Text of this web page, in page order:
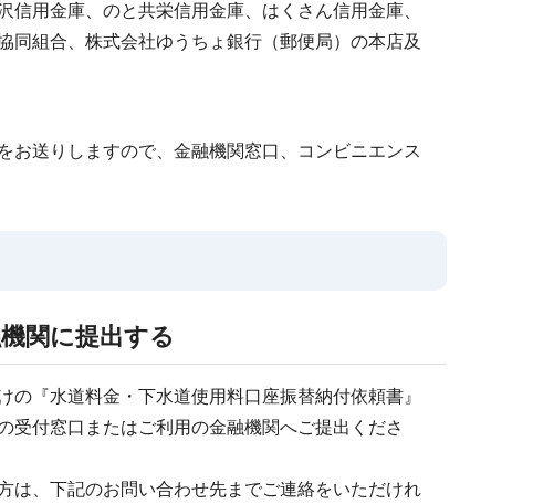
用金庫、のと共栄信用金庫、はくさん信用金庫、
組合、株式会社ゆうちょ銀行（郵便局）の本店及
お送りしますので、金融機関窓口、コンビニエンス
関に提出する
『水道料金・下水道使用料口座振替納付依頼書』
受付窓口またはご利用の金融機関へご提出くださ
は、下記のお問い合わせ先までご連絡をいただけれ